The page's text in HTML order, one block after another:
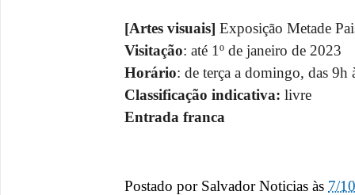
[Artes visuais] Exposição Metade
Visitação: até 1º de janeiro de 2023
Horário: de terça a domingo, das 9h
Classificação indicativa: livre
Entrada franca
Postado por Salvador Noticias às 7/